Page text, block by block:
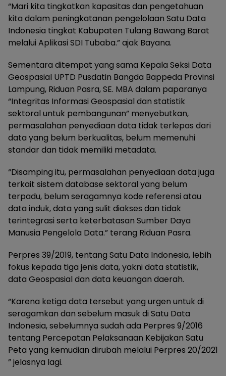
“Mari kita tingkatkan kapasitas dan pengetahuan
kita dalam peningkatanan pengelolaan Satu Data
Indonesia tingkat Kabupaten Tulang Bawang Barat
melalui Aplikasi SDI Tubaba.” ajak Bayana.
Sementara ditempat yang sama Kepala Seksi Data
Geospasial UPTD Pusdatin Bangda Bappeda Provinsi
Lampung, Riduan Pasra, SE. MBA dalam paparanya
“Integritas Informasi Geospasial dan statistik
sektoral untuk pembangunan” menyebutkan,
permasalahan penyediaan data tidak terlepas dari
data yang belum berkualitas, belum memenuhi
standar dan tidak memiliki metadata.
“Disamping itu, permasalahan penyediaan data juga
terkait sistem database sektoral yang belum
terpadu, belum seragamnya kode referensi atau
data induk, data yang sulit diakses dan tidak
terintegrasi serta keterbatasan Sumber Daya
Manusia Pengelola Data.” terang Riduan Pasra.
Perpres 39/2019, tentang Satu Data Indonesia, lebih
fokus kepada tiga jenis data, yakni data statistik,
data Geospasial dan data keuangan daerah.
“Karena ketiga data tersebut yang urgen untuk di
seragamkan dan sebelum masuk di Satu Data
Indonesia, sebelumnya sudah ada Perpres 9/2016
tentang Percepatan Pelaksanaan Kebijakan Satu
Peta yang kemudian dirubah melalui Perpres 20/2021
” jelasnya lagi.